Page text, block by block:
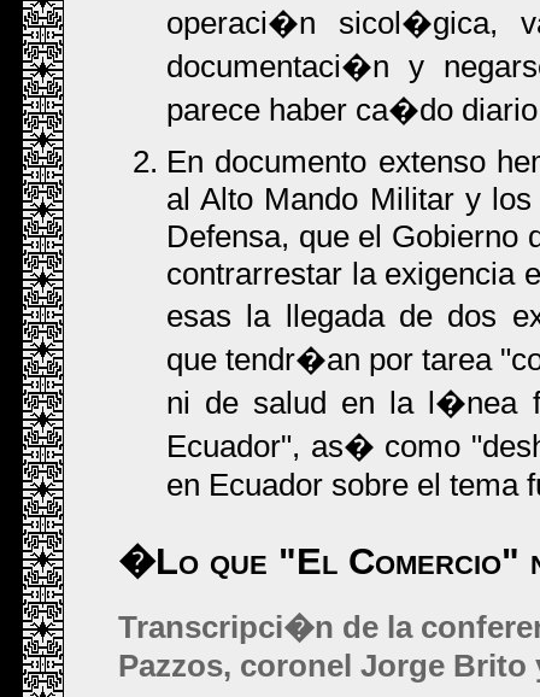
operaci�n sicol�gica,
documentaci�n y
parece haber ca�do
En documento extenso
al Alto Mando Militar y
Defensa, que el Gobierno
contrarrestar la exigencia
esas la llegada de dos
que tendr�an por tarea
ni de salud en la l�nea
Ecuador", as� como
en Ecuador sobre el tema
�Lo que "El Comercio"
Transcripci�n de la
Pazzos, coronel Jorge Brito